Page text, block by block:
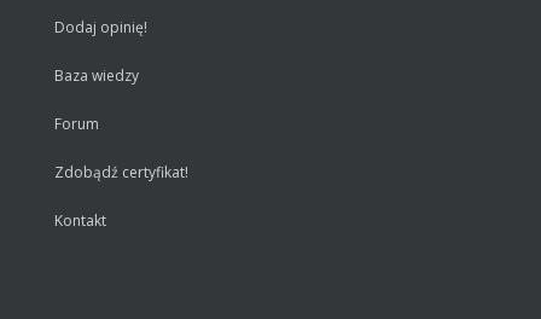
Dodaj opinię!
Baza wiedzy
Forum
Zdobądź certyfikat!
Kontakt